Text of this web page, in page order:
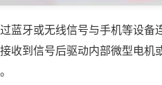
蓝牙或无线信号与手机等设备
收到信号后驱动内部微型电机